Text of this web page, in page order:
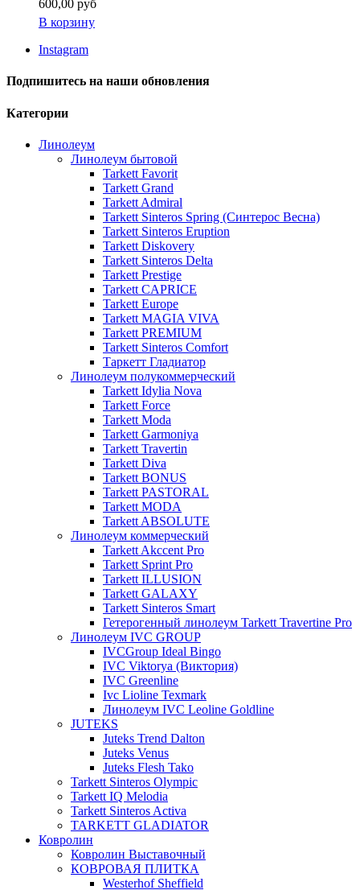
600,00 руб
В корзину
Instagram
Подпишитесь на наши обновления
Категории
Линолеум
Линолеум бытовой
Tarkett Favorit
Tarkett Grand
Tarkett Admiral
Tarkett Sinteros Spring (Синтерос Весна)
Tarkett Sinteros Eruption
Tarkett Diskovery
Tarkett Sinteros Delta
Tarkett Prestige
Tarkett CAPRICE
Tarkett Europe
Tarkett MAGIA VIVA
Tarkett PREMIUM
Tarkett Sinteros Comfort
Таркетт Гладиатор
Линолеум полукоммерческий
Tarkett Idylia Nova
Tarkett Force
Tarkett Moda
Tarkett Garmoniya
Tarkett Travertin
Tarkett Diva
Tarkett BONUS
Tarkett PASTORAL
Tarkett MODA
Tarkett ABSOLUTE
Линолеум коммерческий
Tarkett Akccent Pro
Tarkett Sprint Pro
Tarkett ILLUSION
Tarkett GALAXY
Tarkett Sinteros Smart
Гетерогенный линолеум Tarkett Travertine Pro
Линолеум IVC GROUP
IVCGroup Ideal Bingo
IVC Viktorya (Виктория)
IVC Greenline
Ivc Lioline Texmark
Линолеум IVC Leoline Goldline
JUTEKS
Juteks Trend Dalton
Juteks Venus
Juteks Flesh Tako
Tarkett Sinteros Olympic
Tarkett IQ Melodia
Tarkett Sinteros Activa
TARKETT GLADIATOR
Ковролин
Ковролин Выставочный
КОВРОВАЯ ПЛИТКА
Westerhof Sheffield